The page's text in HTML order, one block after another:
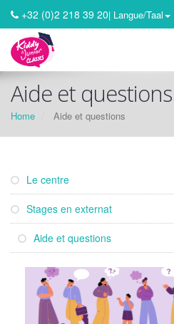
+32 (0)2 218 39 20 | Langue/Taal
Aide et questions
Home Aide et questions
Le centre
Stages en externat
Aide et questions